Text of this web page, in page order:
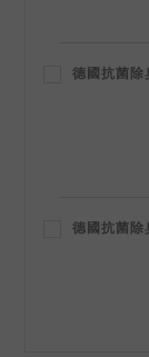
德國抗菌
德國抗菌